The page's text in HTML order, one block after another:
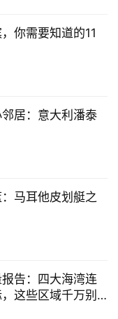
你需要知道的11
居：意大利潘泰
马耳他皮划艇之
告：四大海湾连
这些区域千万别